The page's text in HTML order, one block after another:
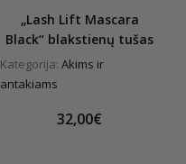
„Lash Lift Mascara
Black“ blakstienų tušas
Kategorija: Akims ir
antakiams
32,00€